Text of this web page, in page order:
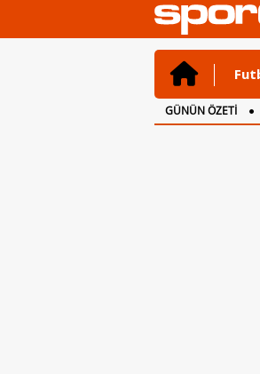
GÜNÜN ÖZETİ
CANLI ANLATIM